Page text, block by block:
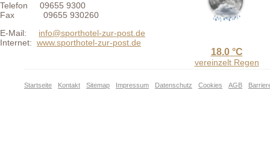
Telefon 09655 9300
Fax 09655 930260
E-Mail: info@sporthotel-zur-post.de
Internet: www.sporthotel-zur-post.de
18.0
vereinzelt Regen
Startseite Kontakt Sitemap Impressum Datenschutz Cookies AGB